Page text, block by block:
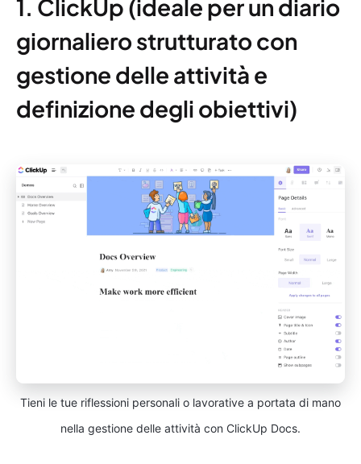
1. ClickUp (ideale per un diario
giornaliero strutturato con
gestione delle attività e
definizione degli obiettivi)
Tieni le tue riflessioni personali o lavorative a portata di mano
nella gestione delle attività con ClickUp Docs.